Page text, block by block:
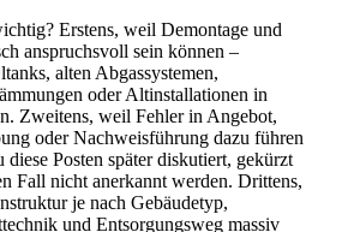
Erstens, weil Demontage und
anspruchsvoll sein können –
alten Abgassystemen,
oder Altinstallationen in
Zweitens, weil Fehler in Angebot,
oder Nachweisführung dazu führen
diese Posten später diskutiert, gekürzt
Fall nicht anerkannt werden. Drittens,
je nach Gebäudetyp,
und Entsorgungsweg massiv